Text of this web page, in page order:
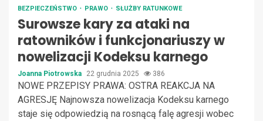
BEZPIECZEŃSTWO PRAWO SŁUŻBY RATUNKOWE
Surowsze kary za ataki na
ratowników i funkcjonariuszy w
nowelizacji Kodeksu karnego
Joanna Piotrowska 22 grudnia 2025 386
NOWE PRZEPISY PRAWA: OSTRA REAKCJA NA
AGRESJĘ Najnowsza nowelizacja Kodeksu karnego
staje się odpowiedzią na rosnącą falę agresji wobec